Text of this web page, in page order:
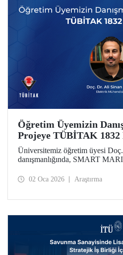
Öğretim Üyemizin
Projeye TÜBİTAK 1832
Üniversitemiz öğretim üyesi
danışmanlığında, SMART
Altyapılı Yapay Zeka Destekli
02 Oca 2026 Araştırma